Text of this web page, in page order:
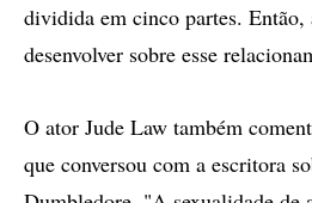
dividida em cinco partes.
desenvolver sobre esse
O ator Jude Law também
que conversou com a escritora